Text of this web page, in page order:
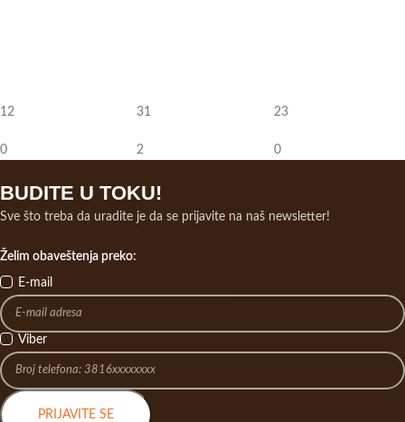
12
0
31
2
23
0
BUDITE U TOKU!
Sve što treba da uradite je da se prijavite na naš newsletter!
Želim obaveštenja preko:
E-mail
Viber
PRIJAVITE SE